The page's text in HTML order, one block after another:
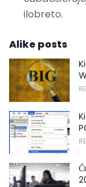
ilobreto.
Alike posts